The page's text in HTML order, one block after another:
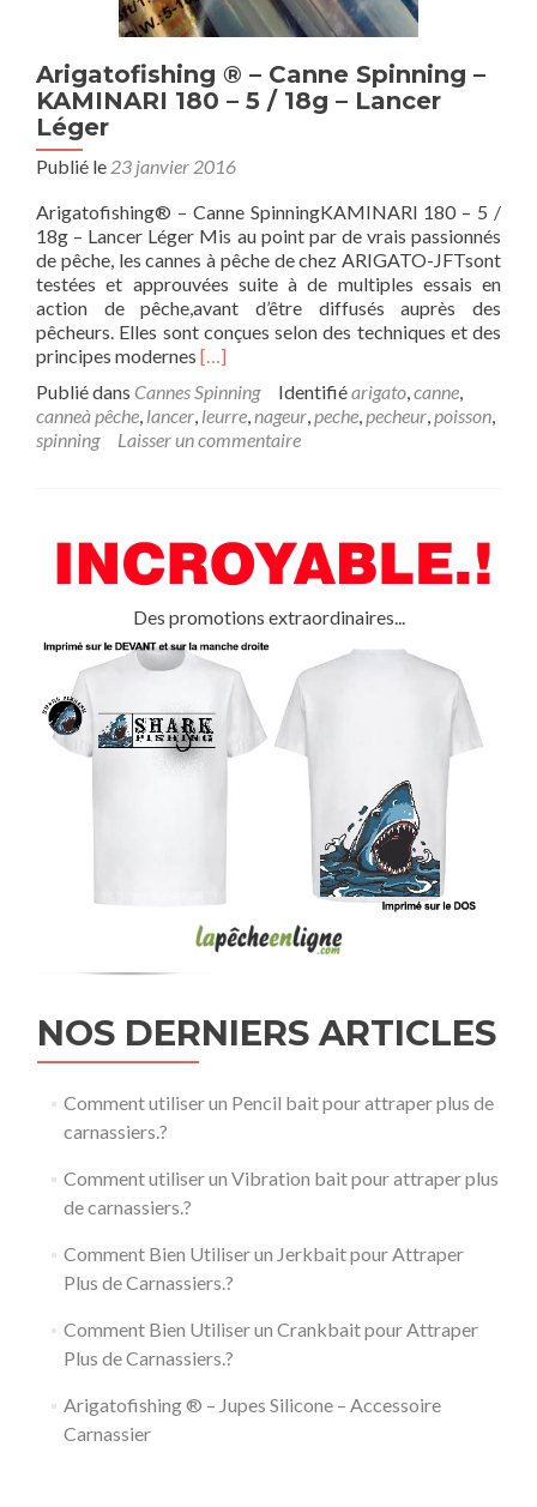
Arigatofishing ® – Canne Spinning –
KAMINARI 180 – 5 / 18g – Lancer
Léger
Publié le 23 janvier 2016
Arigatofishing® – Canne SpinningKAMINARI 180 – 5 /
18g – Lancer Léger Mis au point par de vrais passionnés
de pêche, les cannes à pêche de chez ARIGATO-JFTsont
testées et approuvées suite à de multiples essais en
action de pêche,avant d’être diffusés auprès des
pêcheurs. Elles sont conçues selon des techniques et des
principes modernes En
plus
surArigatofishing
®
–
KAMINARI
–
5
/
18g
–
Lancer
Léger
[…]
Publié dans Cannes Spinning Identifiéarigato,canne,
canneà pêche, lancer, leurre,nageur,peche,pecheur,poisson,
spinning
Laisser un commentaire
Des promotions extraordinaires...
NOS DERNIERS ARTICLES
Comment utiliser un Pencil bait pour attraper plus de
carnassiers.?
Comment utiliser un Vibration bait pour attraper plus
de carnassiers.?
Comment Bien Utiliser un Jerkbait pour Attraper
Plus de Carnassiers.?
Comment Bien Utiliser un Crankbait pour Attraper
Plus de Carnassiers.?
Arigatofishing ® – Jupes Silicone – Accessoire
Carnassier